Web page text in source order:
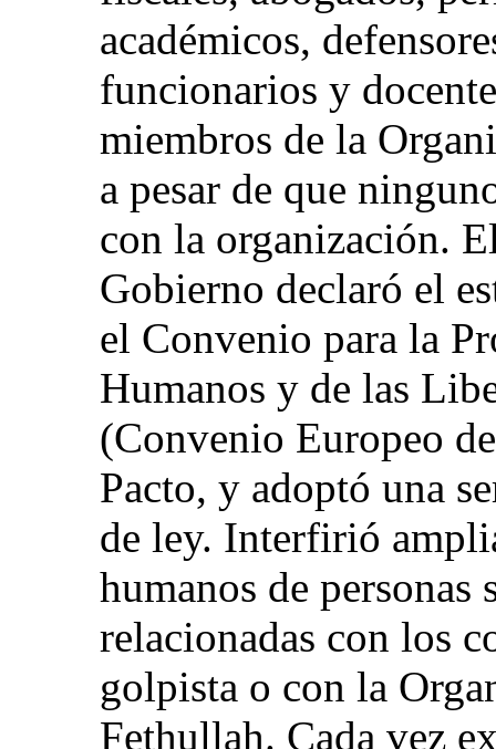
académicos,
funcionarios y
miembros de la
a pesar de que
con la organización.
Gobierno declaró el
el Convenio para la
Humanos y de las
(Convenio Europeo
Pacto, y adoptó una
de ley. Interfirió
humanos de personas
relacionadas con los
golpista o con la
Fethullah. Cada vez